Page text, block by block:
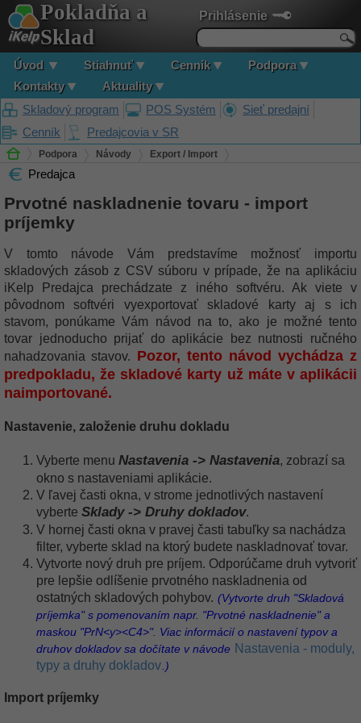
Prihlásenie
Pokladňa a
Sklad
Úvod Stiahnuť Cenník
Podpora
Kontakty
Aktuality
Skladový program
POS Systém
Sieť predajní
Cenník
Predajcovia v SR
Podpora Návody Export / Import
Prvotné naskladnenie tovaru - import príjemky
Predajca
Prvotné naskladnenie tovaru - import
príjemky
V tomto návode Vám predstavíme možnosť importu
skladových zásob z CSV súboru v prípade, že na aplikáciu
iKelp Predajca prechádzate z iného softvéru. Ak viete v
pôvodnom softvéri vyexportovať skladové karty aj s ich
stavom, ponúkame Vám návod na to, ako je možné tento
tovar jednoducho prijať do aplikácie bez nutnosti ručného
nahadzovania stavov. Pozor, tento návod vychádza z
predpokladu, že skladové karty už máte v aplikácii
naimportované.
Nastavenie, založenie druhu dokladu
Vyberte menu Nastavenia -> Nastavenia, zobrazí sa
okno s nastaveniami aplikácie.
V ľavej časti okna, v strome jednotlivých nastavení
vyberte Sklady -> Druhy dokladov.
V hornej časti okna v pravej časti tabuľky sa nachádza
filter, vyberte sklad na ktorý budete naskladnovať tovar.
Vytvorte nový druh pre príjem. Odporúčame druh vytvoriť
pre lepšie odlíšenie prvotného naskladnenia od
ostatných skladových pohybov. (Vytvorte druh "Skladová
príjemka" s pomenovaním napr. "Prvotné naskladnenie" a
maskou "PrN<y><C4>". Viac informácií o nastavení typov a
druhov dokladov sa dočítate v návode Nastavenia - moduly,
typy a druhy dokladov .)
Import príjemky